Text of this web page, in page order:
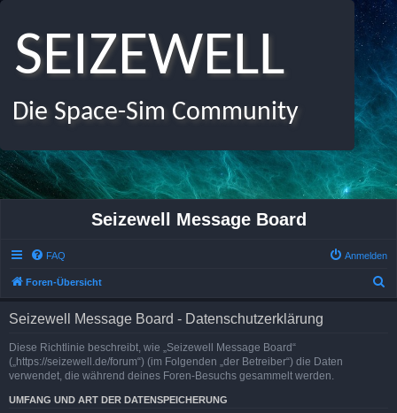
SEIZEWELL
Die Space-Sim Community
Seizewell Message Board
FAQ Anmelden
Foren-Übersicht
Seizewell Message Board - Datenschutzerklärung
Diese Richtlinie beschreibt, wie „Seizewell Message Board“
(„https://seizewell.de/forum“) (im Folgenden „der Betreiber“) die Daten
verwendet, die während deines Foren-Besuchs gesammelt werden.
UMFANG UND ART DER DATENSPEICHERUNG